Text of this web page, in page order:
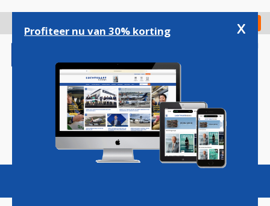
gaan
Check in
Magazine Podcasts Vacatures
Profiteer nu van 30% korting x